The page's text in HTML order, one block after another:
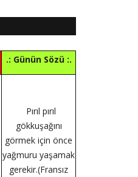
.: Günün Sözü :.
Pırıl pırıl
gökkuşağını
görmek için önce
yağmuru yaşamak
gerekir.(Fransız